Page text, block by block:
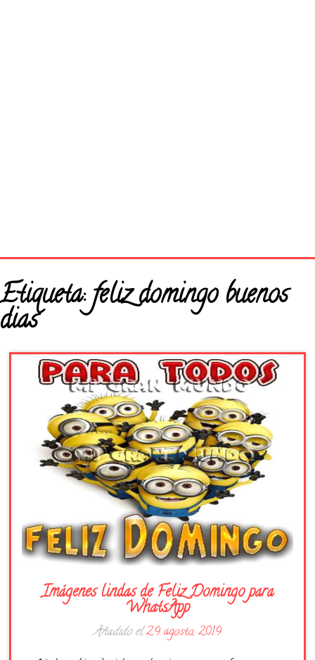
Página principal
Buenos Días
Buenas Noches
Feliz Cumpleaños
Etiqueta:feliz domingo buenos
dias
Imágenes lindas de Feliz Domingo para
WhatsApp
Añadido el29 agosto, 2019